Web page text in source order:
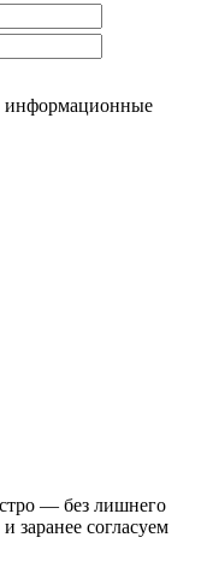
информационные
— без лишнего
заранее согласуем